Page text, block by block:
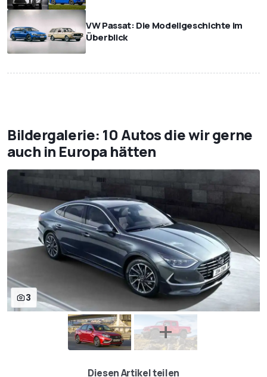
VW Passat: Die Modellgeschichte im
Überblick
Bildergalerie: 10 Autos die wir gerne
auch in Europa hätten
3
Diesen Artikel teilen